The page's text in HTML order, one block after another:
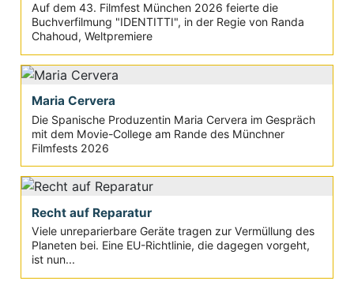
Auf dem 43. Filmfest München 2026 feierte die
Buchverfilmung "IDENTITTI", in der Regie von Randa
Chahoud, Weltpremiere
Maria Cervera
Die Spanische Produzentin Maria Cervera im Gespräch
mit dem Movie-College am Rande des Münchner
Filmfests 2026
Recht auf Reparatur
Viele unreparierbare Geräte tragen zur Vermüllung des
Planeten bei. Eine EU-Richtlinie, die dagegen vorgeht,
ist nun...